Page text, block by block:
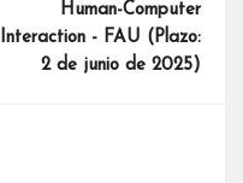
Human-Computer
Interaction - FAU (Plazo:
2 de junio de 2025)